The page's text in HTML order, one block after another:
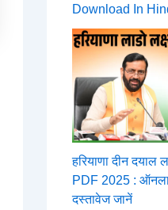
Download In
हरियाणा दीन दयाल
PDF 2025 :
दस्तावेज जानें